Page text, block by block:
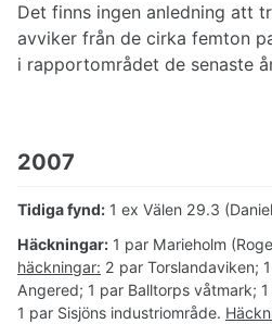
Det finns ingen anledning att
avviker från de cirka femton
i rapportområdet de senaste
2007
Tidiga fynd: 1 ex Välen 29.3
Häckningar: 1 par Marieholm
häckningar: 2 par Torslandaviken;
Angered; 1 par Balltorps våtmark;
1 par Sisjöns industriområde.